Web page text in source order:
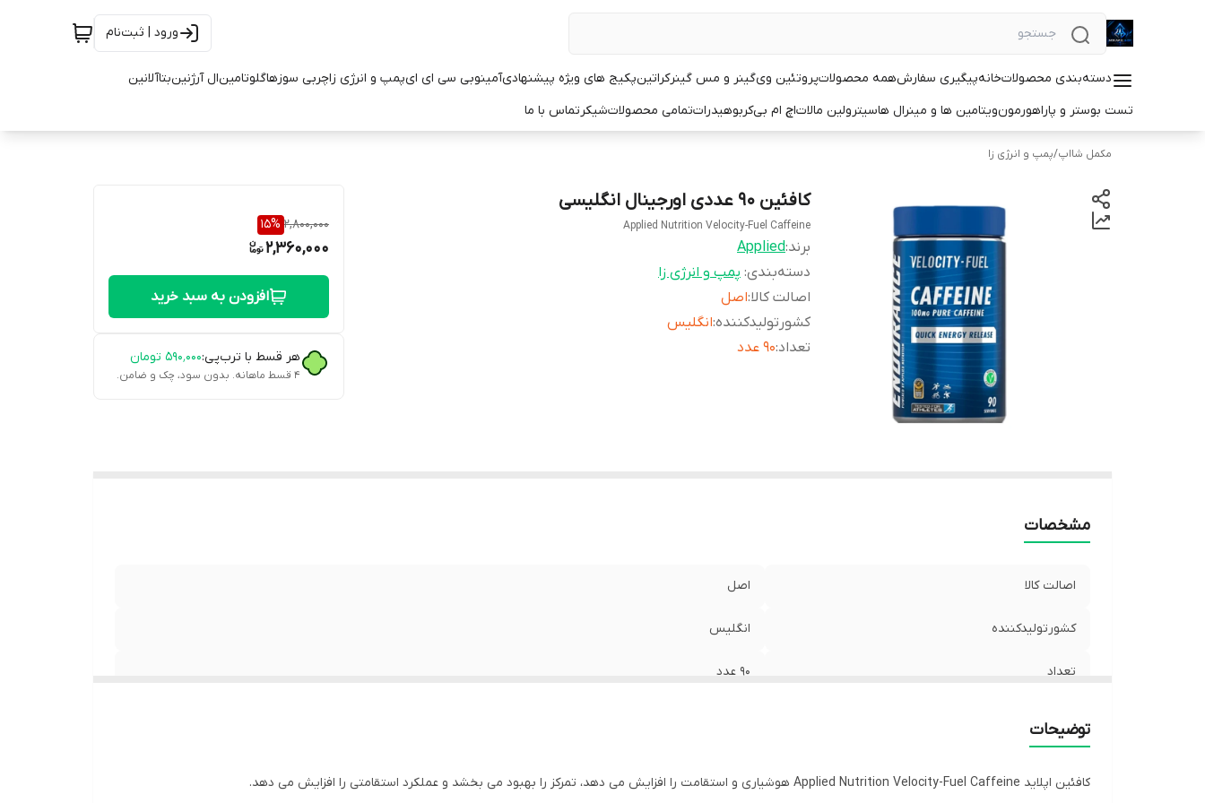
ورود | ثبت‌نام
دسته‌بندی محصولاتخانهپیگیری سفارشهمه محصولاتپروتئین ویگینر و مس گینرکراتینپکیج های ویژه پیشنهادیآمینوبی سی ای ایپمپ و انرژی زاچربی سوزهاگلوتامینال آرژنینبتاآلانین
تست بوستر و پاراهورمونویتامین ها و مینرال هاسیترولین مالاتاچ ام بیکربوهیدراتتمامی محصولاتشیکرتماس با ما
مکمل شااپ/پمپ و انرژی زا
کافئین ۹۰ عددی اورجینال انگلیسی
Applied Nutrition Velocity-Fuel Caffeine
برند:Applied
دسته‌بندی: پمپ و انرژی زا
اصالت کالا:اصل
کشورتولیدکننده:انگلیس
تعداد:۹۰ عدد
2,800,000
15%
2,360,000
افزودن به سبد خرید
هر قسط با ترب‌پی:۵۹۰٬۰۰۰ تومان
۴ قسط ماهانه. بدون سود، چک و ضامن.
مشخصات
اصالت کالا اصل
کشورتولیدکننده انگلیس
تعداد ۹۰ عدد
توضیحات
کافئین اپلاید Applied Nutrition Velocity-Fuel Caffeine هوشیاری و استقامت را افزایش می دهد، تمرکز را بهبود می بخشد و عملکرد استقامتی را افزایش می دهد.